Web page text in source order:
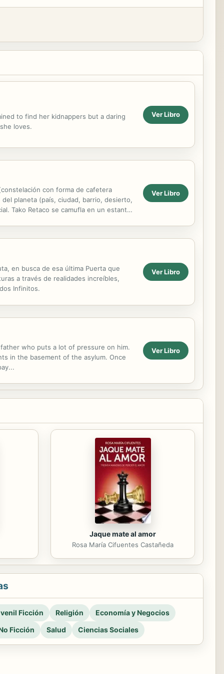
to find her kidnappers but a daring
loves.
Ver Libro
con forma de cafetera
planeta (país, ciudad, barrio, desierto,
Tako Retaco se camufla en un estante
Ver Libro
en busca de esa última Puerta que
a través de realidades increíbles,
Infinitos.
Ver Libro
who puts a lot of pressure on him.
in the basement of the asylum. Once
Ver Libro
Jaque mate al amor
Rosa María Cifuentes Castañeda
Ficción Religión
Economía y Negocios
Ficción
Salud Ciencias Sociales